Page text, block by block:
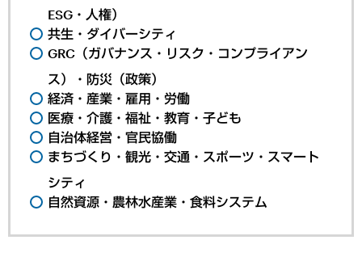
ESG・人権）
共生・ダイバーシティ
GRC（ガバナンス・リスク・コンプライアン
ス）・防災（政策）
経済・産業・雇用・労働
医療・介護・福祉・教育・子ども
自治体経営・官民協働
まちづくり・観光・交通・スポーツ・スマート
シティ
自然資源・農林水産業・食料システム